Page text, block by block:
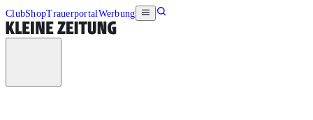
ClubShopTrauerportalWerbung